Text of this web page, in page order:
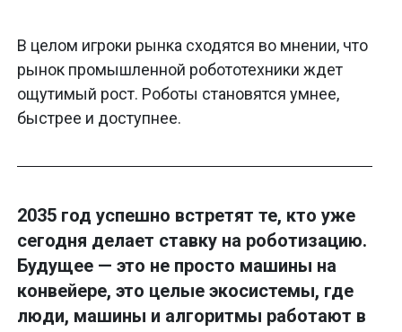
В целом игроки рынка сходятся во мнении, что
рынок промышленной робототехники ждет
ощутимый рост. Роботы становятся умнее,
быстрее и доступнее.
2035 год успешно встретят те, кто уже
сегодня делает ставку на роботизацию.
Будущее — это не просто машины на
конвейере, это целые экосистемы, где
люди, машины и алгоритмы работают в